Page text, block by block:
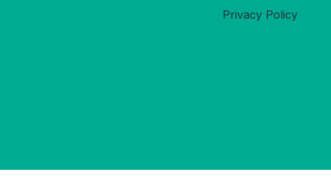
Privacy Policy